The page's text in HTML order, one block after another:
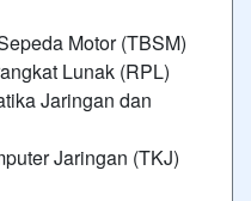
Motor (TBSM)
Lunak (RPL)
Jaringan dan
Jaringan (TKJ)